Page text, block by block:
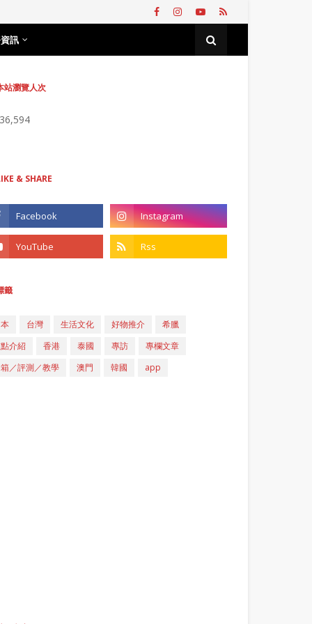
訊
站瀏覽人次
& SHARE
籤
台灣 生活文化 好物推介
希臘
介紹
香港 泰國 專訪
專欄文章
／評測／教學
澳門 韓國 app